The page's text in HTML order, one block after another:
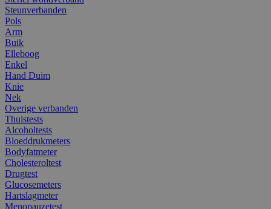
Steunverbanden
Pols
Arm
Buik
Elleboog
Enkel
Hand Duim
Knie
Nek
Overige verbanden
Thuistests
Alcoholtests
Bloeddrukmeters
Bodyfatmeter
Cholesteroltest
Drugtest
Glucosemeters
Hartslagmeter
Menopauzetest